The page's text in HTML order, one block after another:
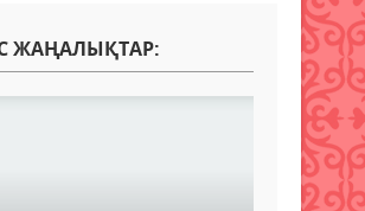
ЖАҢАЛЫҚТАР: